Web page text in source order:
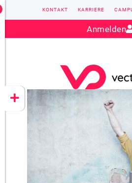
CONZEPT 16
YEET
Kontakt:
KONTAKT KARRIERE
Anmelden